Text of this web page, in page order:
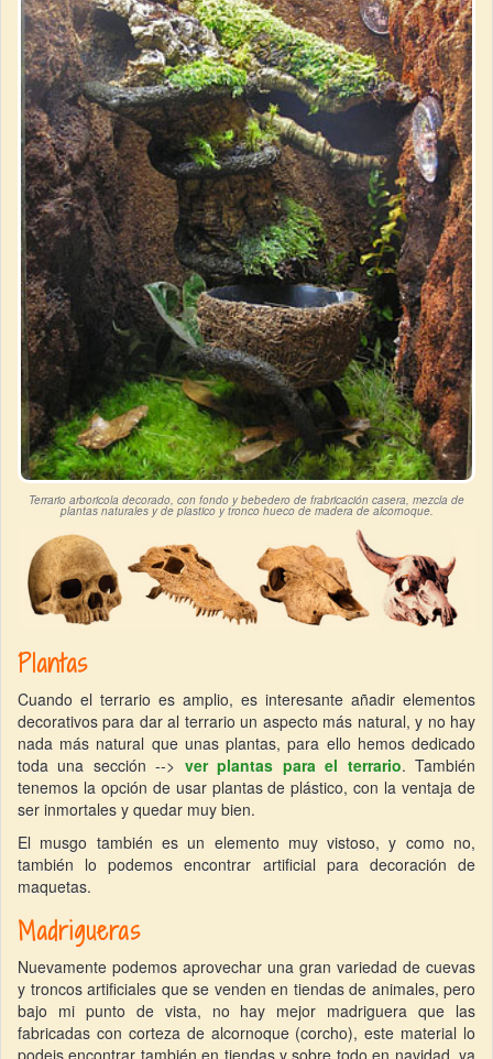
Terrario arboricola decorado, con fondo y bebedero de frabricación casera, mezcla de
plantas naturales y de plastico y tronco hueco de madera de alcornoque.
Plantas
Cuando el terrario es amplio, es interesante añadir elementos
decorativos para dar al terrario un aspecto más natural, y no hay
nada más natural que unas plantas, para ello hemos dedicado
toda una sección --> ver plantas para el terrario. También
tenemos la opción de usar plantas de plástico, con la ventaja de
ser inmortales y quedar muy bien.
El musgo también es un elemento muy vistoso, y como no,
también lo podemos encontrar artificial para decoración de
maquetas.
Madrigueras
Nuevamente podemos aprovechar una gran variedad de cuevas
y troncos artificiales que se venden en tiendas de animales, pero
bajo mi punto de vista, no hay mejor madriguera que las
fabricadas con corteza de alcornoque (corcho), este material lo
podeis encontrar también en tiendas y sobre todo en navidad, ya